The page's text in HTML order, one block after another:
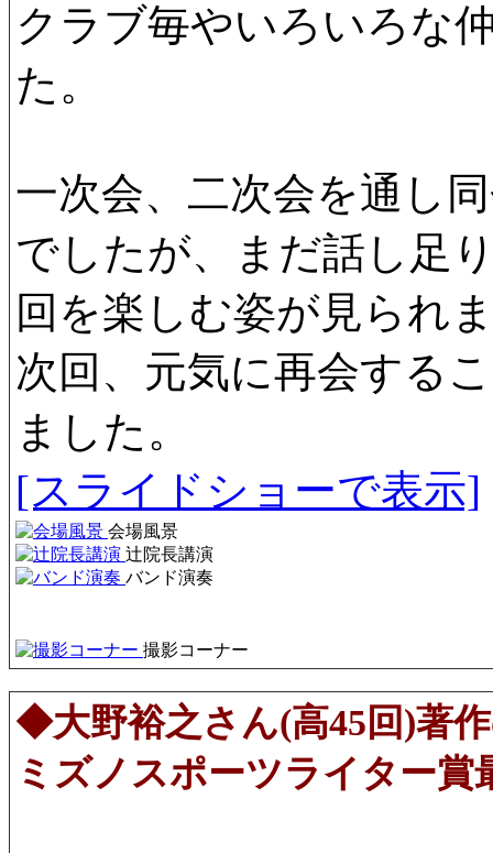
クラブ毎やいろいろな
た。
一次会、二次会を通し
でしたが、まだ話し足
回を楽しむ姿が見られ
次回、元気に再会する
ました。
[スライドショーで表示]
会場風景
辻院長講演
バンド演奏
撮影コーナー
◆大野裕之さん(高45回)著
ミズノスポーツライター